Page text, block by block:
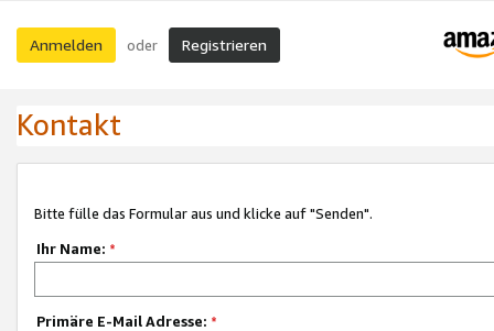
Anmelden oder Registrieren
Kontakt
Bitte fülle das Formular aus und klicke auf "Senden".
Ihr Name: *
Primäre E-Mail Adresse: *